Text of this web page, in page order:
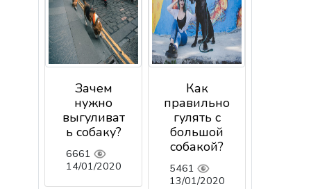
Зачем
нужно
выгуливат
ь собаку?
6661
14/01/2020
Как
правильно
гулять с
большой
собакой?
5461
13/01/2020